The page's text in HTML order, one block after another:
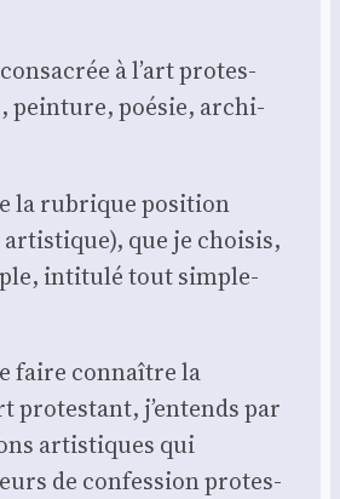
à l’art pro­tes­
pein­ture, poé­sie, archi­
la rubrique posi­tion
que je choi­sis,
inti­tu­lé tout sim­ple­
faire connaître la
pro­tes­tant, j’en­tends par
artis­tiques qui
de confes­sion pro­tes­